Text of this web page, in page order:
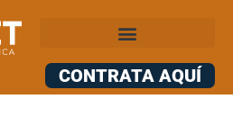
CONTRATA AQUÍ